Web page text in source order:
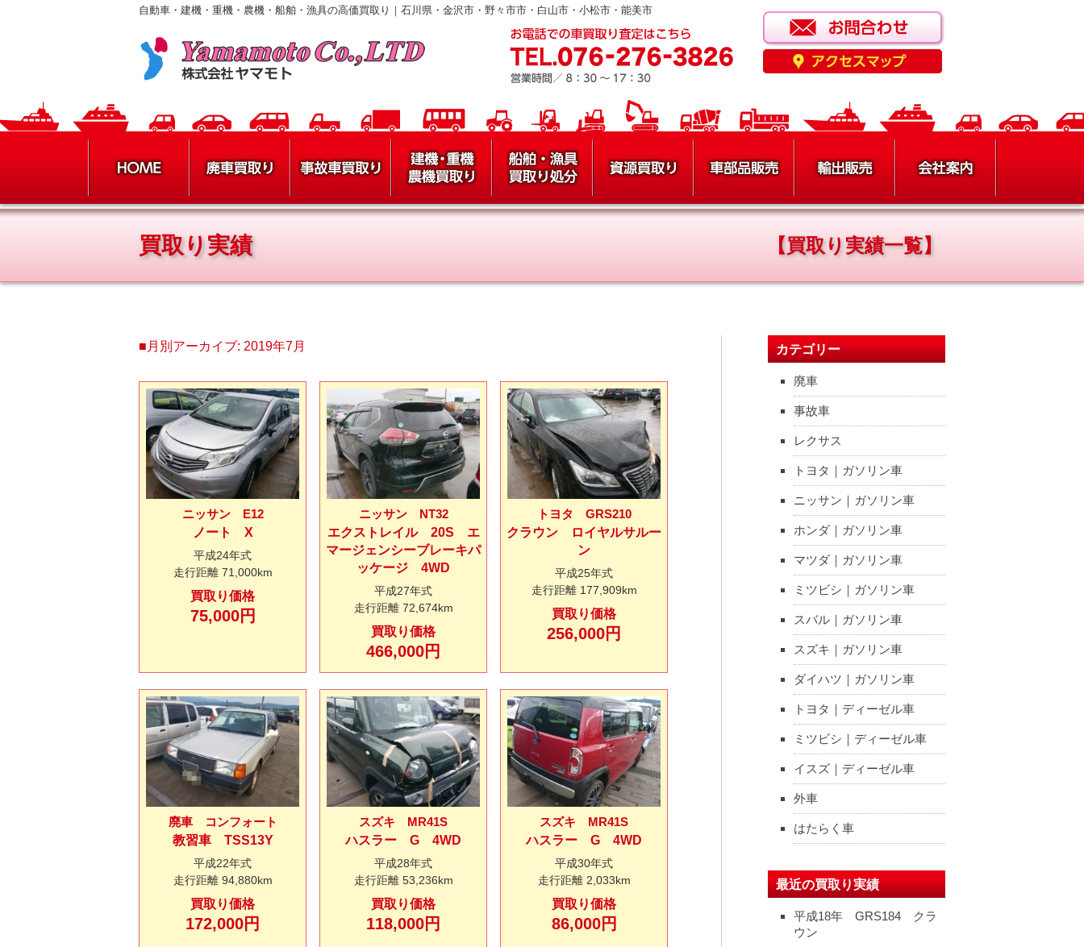
自動車・建機・重機・農機・船舶・漁具の高価買取り｜石川県・金沢市・野々市市・白山市・小松市・能美市
買取り実績 【買取り実績一覧】
■月別アーカイブ: 2019年7月
ニッサン E12
ノート X
平成24年式
走行距離 71,000km
買取り価格
75,000円
ニッサン NT32
エクストレイル 20S エ
マージェンシーブレーキパ
ッケージ 4WD
平成27年式
走行距離 72,674km
買取り価格
466,000円
トヨタ GRS210
クラウン ロイヤルサルー
ン
平成25年式
走行距離 177,909km
買取り価格
256,000円
廃車 コンフォート
教習車 TSS13Y
平成22年式
走行距離 94,880km
買取り価格
172,000円
スズキ MR41S
ハスラー G 4WD
平成28年式
走行距離 53,236km
買取り価格
118,000円
スズキ MR41S
ハスラー G 4WD
平成30年式
走行距離 2,033km
買取り価格
86,000円
カテゴリー
廃車
事故車
レクサス
トヨタ｜ガソリン車
ニッサン｜ガソリン車
ホンダ｜ガソリン車
マツダ｜ガソリン車
ミツビシ｜ガソリン車
スバル｜ガソリン車
スズキ｜ガソリン車
ダイハツ｜ガソリン車
トヨタ｜ディーゼル車
ミツビシ｜ディーゼル車
イスズ｜ディーゼル車
外車
はたらく車
最近の買取り実績
平成18年 GRS184 クラ
ウン